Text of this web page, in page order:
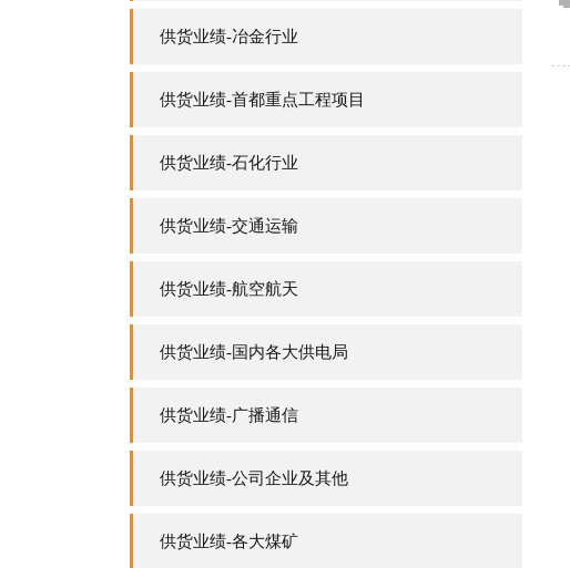
供货业绩-冶金行业
供货业绩-首都重点工程项目
供货业绩-石化行业
供货业绩-交通运输
供货业绩-航空航天
供货业绩-国内各大供电局
供货业绩-广播通信
供货业绩-公司企业及其他
供货业绩-各大煤矿